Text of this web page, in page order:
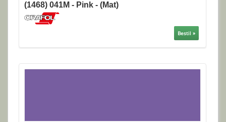
(1468) 041M - Pink - (Mat)
Bestil »